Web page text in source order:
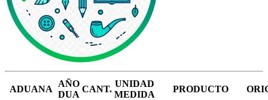
ADUANA
AÑO
DUA
CANT.
UNIDAD
MEDIDA
PRODUCTO